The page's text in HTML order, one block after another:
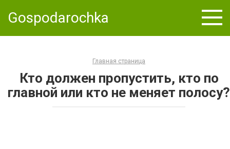
Gospodarochka
Главная страница
Кто должен пропустить, кто по
главной или кто не меняет полосу?